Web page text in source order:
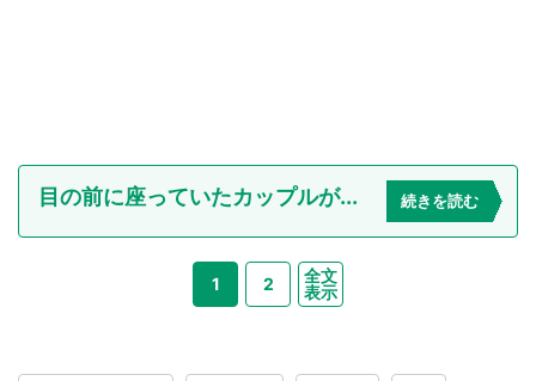
目の前に座っていたカップルが... 続きを読む
1 2
全文
表示